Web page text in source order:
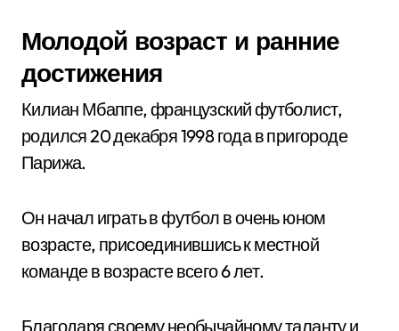
Молодой возраст и ранние
достижения
Килиан Мбаппе, французский футболист,
родился 20 декабря 1998 года в пригороде
Парижа.
Он начал играть в футбол в очень юном
возрасте, присоединившись к местной
команде в возрасте всего 6 лет.
Благодаря своему необычайному таланту и